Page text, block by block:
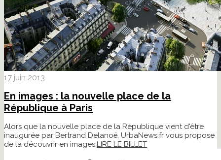
17 juin 2013
En images : la nouvelle place de la
République à Paris
Alors que la nouvelle place de la République vient d'être
inaugurée par Bertrand Delanoë, UrbaNews.fr vous propose
de la découvrir en images.LIRE LE BILLET